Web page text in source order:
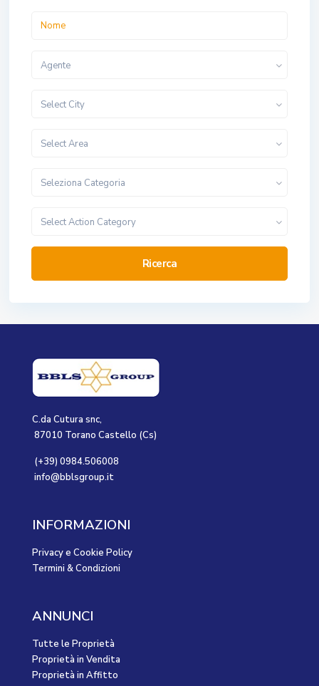
Agente
Select City
Select Area
Seleziona Categoria
Select Action Category
Ricerca
C.da Cutura snc,
87010 Torano Castello (Cs)
(+39) 0984.506008
info@bblsgroup.it
INFORMAZIONI
Privacy e Cookie Policy
Termini & Condizioni
ANNUNCI
Tutte le Proprietà
Proprietà in Vendita
Proprietà in Affitto